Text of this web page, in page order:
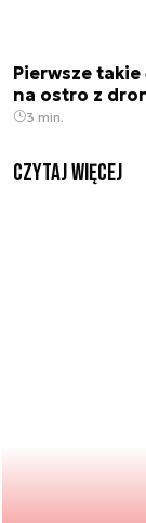
Pierwsze
na ostro z
3 min.
czytaj więcej